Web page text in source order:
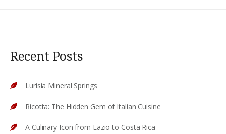
Recent Posts
Lurisia Mineral Springs
Ricotta: The Hidden Gem of Italian Cuisine
A Culinary Icon from Lazio to Costa Rica